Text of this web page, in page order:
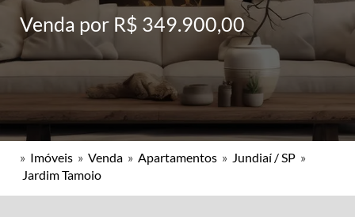
Venda por R$ 349.900,00
» Imóveis » Venda » Apartamentos » Jundiaí / SP »
Jardim Tamoio